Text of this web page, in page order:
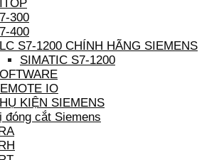
300
400
S7-1200 CHÍNH HÃNG SIEMENS
SIMATIC S7-1200
IO
KIỆN SIEMENS
đóng cắt Siemens